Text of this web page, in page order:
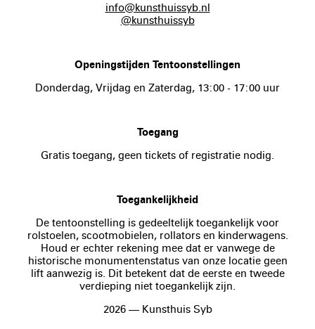
info@kunsthuissyb.nl
@kunsthuissyb
Openingstijden Tentoonstellingen
Donderdag, Vrijdag en Zaterdag, 13:00 - 17:00 uur
Toegang
Gratis toegang, geen tickets of registratie nodig.
Toegankelijkheid
De tentoonstelling is gedeeltelijk toegankelijk voor
rolstoelen, scootmobielen, rollators en kinderwagens.
Houd er echter rekening mee dat er vanwege de
historische monumentenstatus van onze locatie geen
lift aanwezig is. Dit betekent dat de eerste en tweede
verdieping niet toegankelijk zijn.
2026 — Kunsthuis Syb